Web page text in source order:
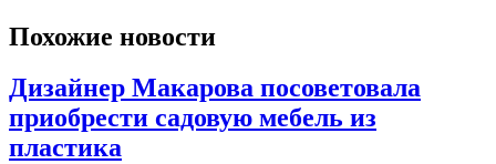
Похожие новости
Дизайнер Макарова посоветовала
приобрести садовую мебель из
пластика